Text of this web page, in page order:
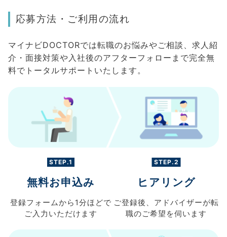
応募方法・ご利用の流れ
マイナビDOCTORでは転職のお悩みやご相談、求人紹
介・面接対策や入社後のアフターフォローまで完全無
料でトータルサポートいたします。
STEP.1
無料お申込み
登録フォームから 1分ほどで
ご入力 いただけます
STEP.2
ヒアリング
ご登録後、 アドバイザーが転
職のご希望を伺います